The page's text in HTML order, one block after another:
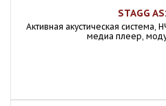
STAGG
Активная акустическая система,
медиа плеер,